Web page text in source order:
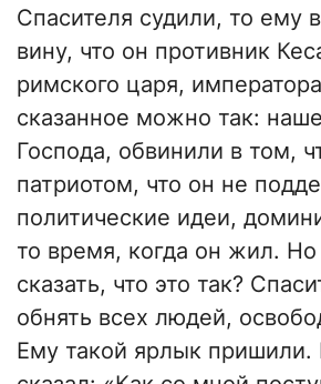
Спасителя судили, то ему
вину, что он противник
римского царя,
сказанное можно так:
Господа, обвинили в том,
патриотом, что он не
политические идеи,
то время, когда он жил.
сказать, что это так?
обнять всех людей,
Ему такой ярлык пришили.